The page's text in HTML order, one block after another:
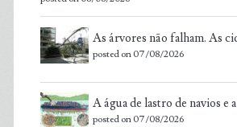
As árvores não falham. As
posted on 07/08/2026
A água de lastro de navios e
posted on 07/08/2026